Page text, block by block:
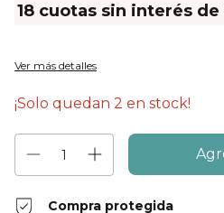
18 cuotas sin interés de
Ver más detalles
¡Solo quedan 2 en stock!
Compra protegida